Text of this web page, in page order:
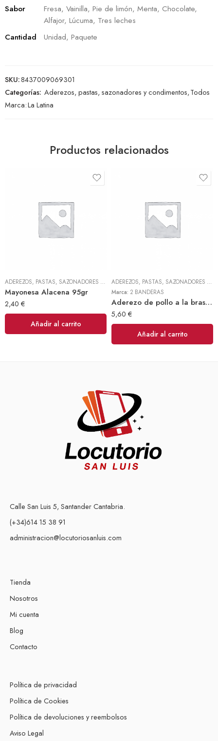
Sabor
Fresa, Vainilla, Pie de limón, Menta, Chocolate,
Alfajor, Lúcuma, Tres leches
Cantidad
Unidad, Paquete
SKU:8437009069301
Categorías: Aderezos, pastas, sazonadores y condimentos,Todos
Marca:La Latina
Productos relacionados
ADEREZOS, PASTAS, SAZONADORES Y CONDIMENTOS ,TODOS
Mayonesa Alacena 95gr
2,40 €
Añadir al carrito
ADEREZOS, PASTAS, SAZONADORES Y CONDIMENTOS
Marca: 2 BANDERAS
Aderezo de pollo a la brasa 300gr (2 Banderas)
5,60 €
Añadir al carrito
Calle San Luis 5, Santander Cantabria.
(+34)614 15 38 91
administracion@locutoriosanluis.com
Tienda
Nosotros
Mi cuenta
Blog
Contacto
Política de privacidad
Política de Cookies
Política de devoluciones y reembolsos
Aviso Legal